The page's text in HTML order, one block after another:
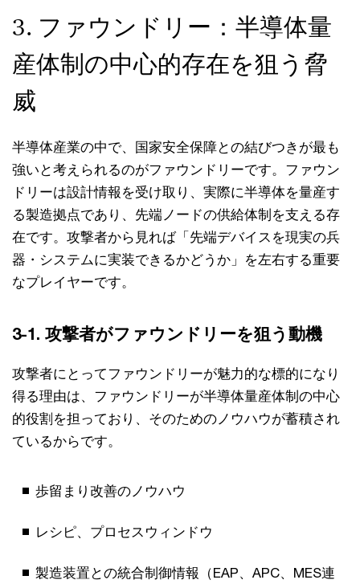
3. ファウンドリー：半導体量
産体制の中心的存在を狙う脅
威
半導体産業の中で、国家安全保障との結びつきが最も
強いと考えられるのがファウンドリーです。ファウン
ドリーは設計情報を受け取り、実際に半導体を量産す
る製造拠点であり、先端ノードの供給体制を支える存
在です。攻撃者から見れば「先端デバイスを現実の兵
器・システムに実装できるかどうか」を左右する重要
なプレイヤーです。
3-1. 攻撃者がファウンドリーを狙う動機
攻撃者にとってファウンドリーが魅力的な標的になり
得る理由は、ファウンドリーが半導体量産体制の中心
的役割を担っており、そのためのノウハウが蓄積され
ているからです。
歩留まり改善のノウハウ
レシピ、プロセスウィンドウ
製造装置との統合制御情報（EAP、APC、MES連